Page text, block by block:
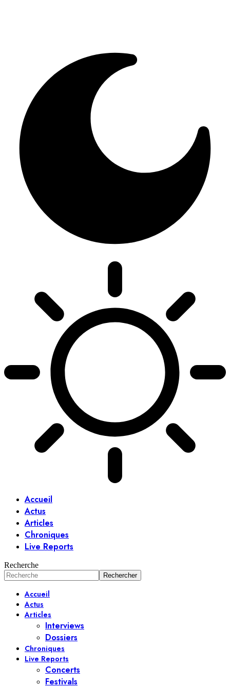
Accueil
Actus
Articles
Chroniques
Live Reports
Recherche
Accueil
Actus
Articles
Interviews
Dossiers
Chroniques
Live Reports
Concerts
Festivals